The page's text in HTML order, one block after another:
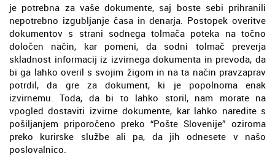
je potrebna za vaše dokumente, saj boste sebi prihranili
nepotrebno izgubljanje časa in denarja. Postopek overitve
dokumentov s strani sodnega tolmača poteka na točno
določen način, kar pomeni, da sodni tolmač preverja
skladnost informacij iz izvirnega dokumenta in prevoda, da
bi ga lahko overil s svojim žigom in na ta način pravzaprav
potrdil, da gre za dokument, ki je popolnoma enak
izvirnemu. Toda, da bi to lahko storil, nam morate na
vpogled dostaviti izvirne dokumente, kar lahko naredite s
pošiljanjem priporočeno preko “Pošte Slovenije” oziroma
preko kurirske službe ali pa, da jih odnesete v našo
poslovalnico.